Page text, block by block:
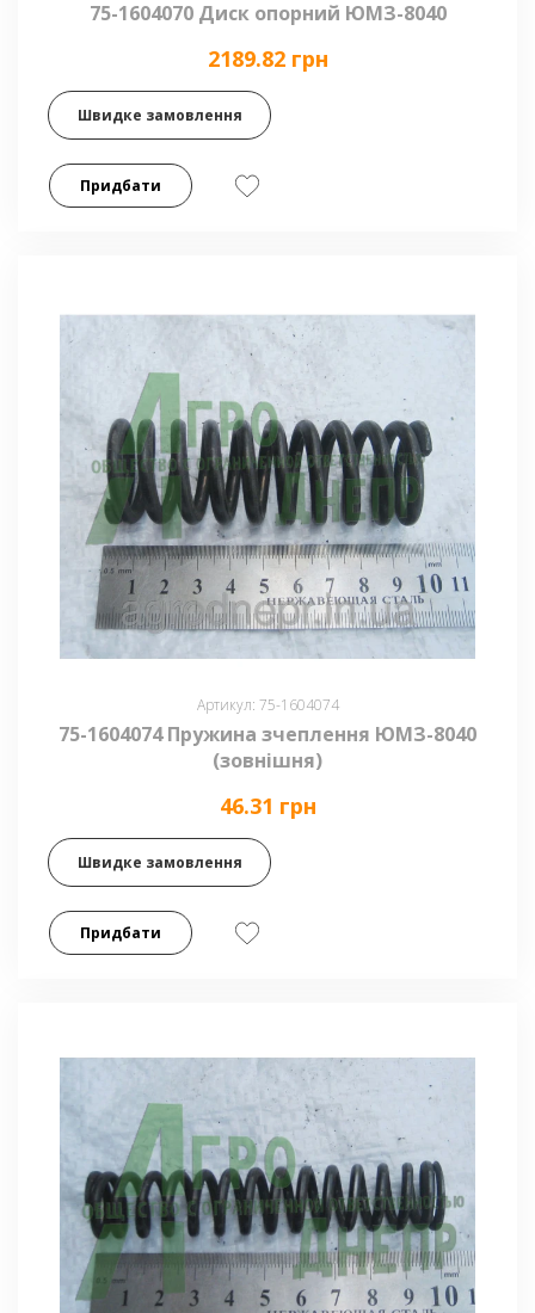
75-1604070 Диск опорний ЮМЗ-8040
2189.82 грн
Швидке замовлення
Придбати
Артикул: 75-1604074
75-1604074 Пружина зчеплення ЮМЗ-8040
(зовнішня)
46.31 грн
Швидке замовлення
Придбати